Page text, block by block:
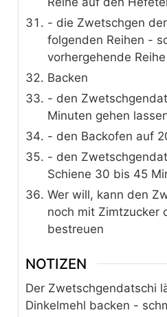
- die Zwetschgen
folgenden Reihen -
vorhergehende
Backen
- den
Minuten gehen
- den Backofen auf
- den
Schiene 30 bis 45
Wer will, kann den
noch mit Zimtzucker
bestreuen
NOTIZEN
Der Zwetschgendatschi
Dinkelmehl backen -